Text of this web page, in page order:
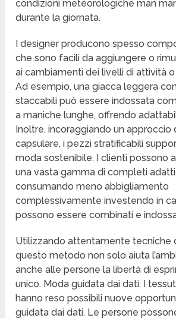
condizioni meteorologiche man
durante la giornata.
I designer producono spesso
che sono facili da aggiungere o
ai cambiamenti dei livelli di attività
Ad esempio, una giacca leggera
staccabili può essere indossata
a maniche lunghe, offrendo
Inoltre, incoraggiando un approccio
capsulare, i pezzi stratificabili
moda sostenibile. I clienti possono
una vasta gamma di completi
consumando meno abbigliamento
complessivamente investendo in
possono essere combinati e
Utilizzando attentamente tecniche
questo metodo non solo aiuta
anche alle persone la libertà di
unico. Moda guidata dai dati. I
hanno reso possibili nuove
guidata dai dati. Le persone